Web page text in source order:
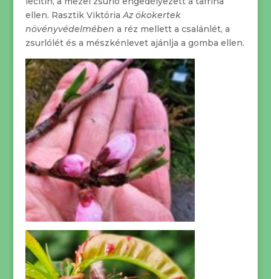
ellen. Rasztik ViktóriaAz ökokertek
növényvédelmében a réz mellett a csalánlét, a
zsurlólét és a mészkénlevet ajánlja a gomba ellen.